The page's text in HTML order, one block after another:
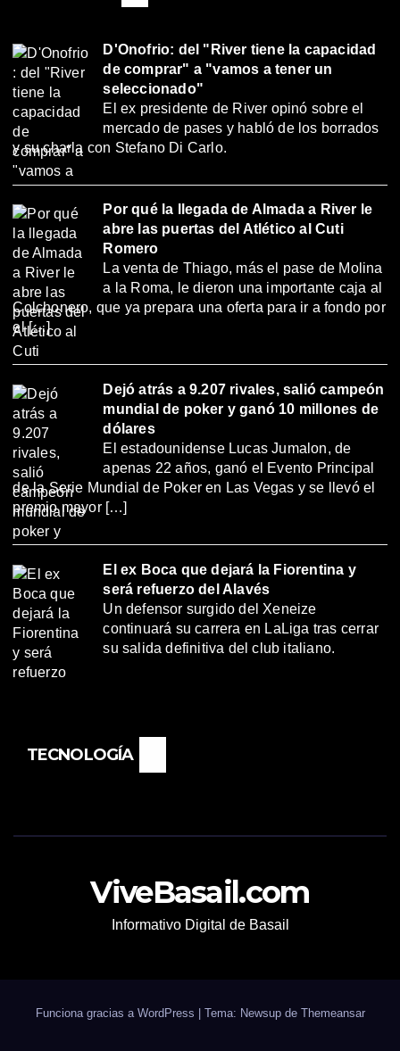
D'Onofrio: del "River tiene la capacidad
de comprar" a "vamos a tener un
seleccionado"
El ex presidente de River opinó sobre el
mercado de pases y habló de los borrados
y su charla con Stefano Di Carlo.
Por qué la llegada de Almada a River le
abre las puertas del Atlético al Cuti
Romero
La venta de Thiago, más el pase de Molina
a la Roma, le dieron una importante caja al
Colchonero, que ya prepara una oferta para ir a fondo por
el […]
Dejó atrás a 9.207 rivales, salió campeón
mundial de poker y ganó 10 millones de
dólares
El estadounidense Lucas Jumalon, de
apenas 22 años, ganó el Evento Principal
de la Serie Mundial de Poker en Las Vegas y se llevó el
premio mayor […]
El ex Boca que dejará la Fiorentina y
será refuerzo del Alavés
Un defensor surgido del Xeneize
continuará su carrera en LaLiga tras cerrar
su salida definitiva del club italiano.
TECNOLOGÍA
ViveBasail.com
Informativo Digital de Basail
Funciona gracias a WordPress Tema: Newsup de Themeansar